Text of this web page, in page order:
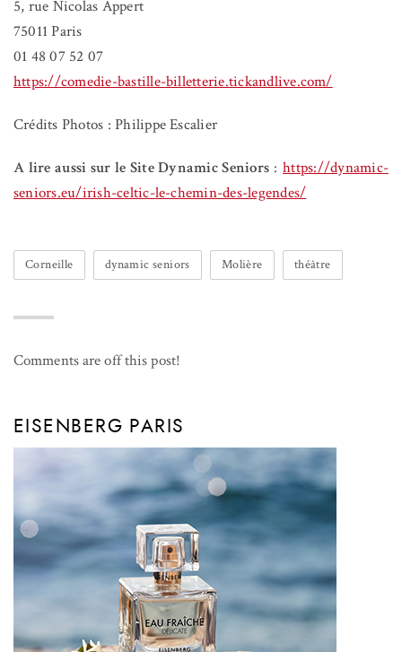
5, rue Nicolas Appert
75011 Paris
01 48 07 52 07
https://comedie-bastille-billetterie.tickandlive.com/
Crédits Photos : Philippe Escalier
A lire aussi sur le Site Dynamic Seniors :https://dynamic-
seniors.eu/irish-celtic-le-chemin-des-legendes/
Corneille dynamic seniors Molière théâtre
Comments are off this post!
EISENBERG PARIS